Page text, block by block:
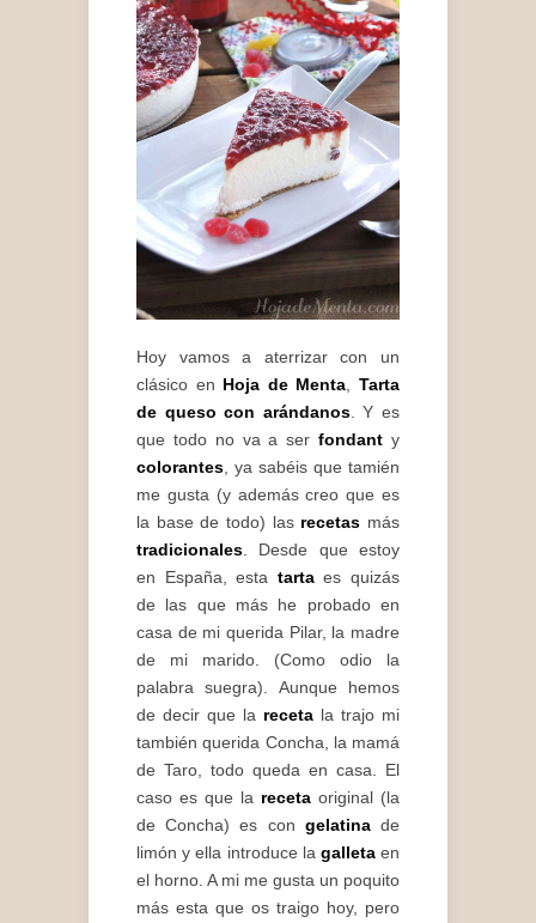
Hoy vamos a aterrizar con un
clásico en Hoja de Menta ,Tarta
de queso con arándanos. Y es
que todo no va a serfondant y
colorantes , ya sabéis que tamién
me gusta (y además creo que es
la base de todo) las recetas más
tradicionales . Desde que estoy
en España, esta tartaes quizás
de las que más he probado en
casa de mi querida Pilar, la madre
de mi marido. (Como odio la
palabra suegra). Aunque hemos
de decir que la receta la trajo mi
también querida Concha, la mamá
de Taro, todo queda en casa. El
caso es que la receta original (la
de Concha) es con gelatinade
limón y ella introduce la galletaen
el horno. A mi me gusta un poquito
más esta que os traigo hoy, pero